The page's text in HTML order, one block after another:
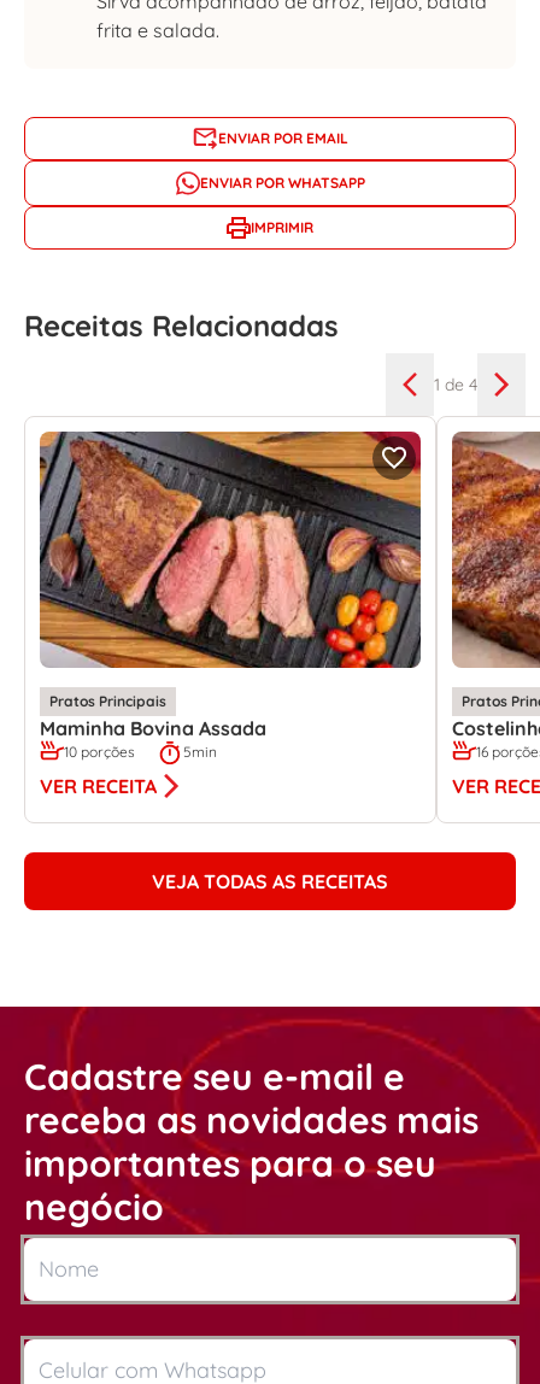
frita e salada.
ENVIAR POR EMAIL
ENVIAR POR WHATSAPP
IMPRIMIR
Receitas Relacionadas
1 de 4
Pratos Principais
Maminha Bovina Assada
10 porções 5min
VER RECEITA
Pratos
16
VER
VEJA TODAS AS RECEITAS
Cadastre seu e-mail e
receba as novidades mais
importantes para o seu
negócio